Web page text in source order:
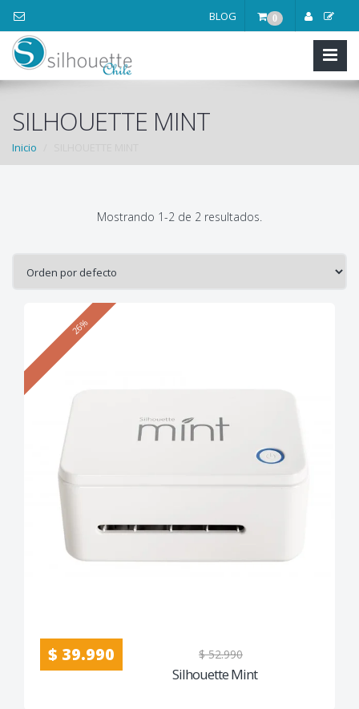
0
BLOG
SILHOUETTE MINT
Inicio
Mostrando 1-2 de 2 resultados.
26%
$ 39.990 $ 52.990
Silhouette Mint